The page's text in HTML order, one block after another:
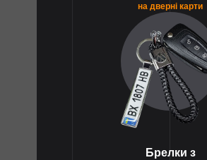
на дверні карти
Брелки з